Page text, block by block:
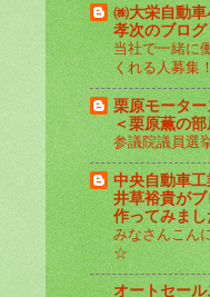
㈱大栄自動
孝次のブログ
当社で一緒に
くれる人募集
栗原モータ
＜栗原薫の部
参議院議員選
中央自動車
井草裕貴が
作ってみま
みなさんこん
☆
オートセー